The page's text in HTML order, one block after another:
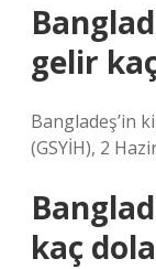
gelir
Bangladeş’in
(GSYİH), 2
kaç